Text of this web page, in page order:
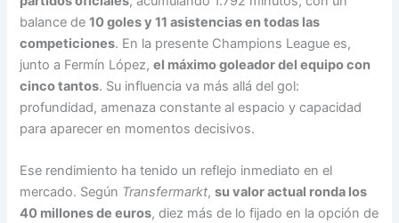
balance de10 goles y 11 asistencias en todas las
competiciones. En la presente Champions League es,
junto a Fermín López,el máximo goleador del equipo con
cinco tantos. Su influencia va más allá del gol:
profundidad, amenaza constante al espacio y capacidad
para aparecer en momentos decisivos.
Ese rendimiento ha tenido un reflejo inmediato en el
mercado. Según Transfermarkt,su valor actual ronda los
40 millones de euros, diez más de lo fijado en la opción de